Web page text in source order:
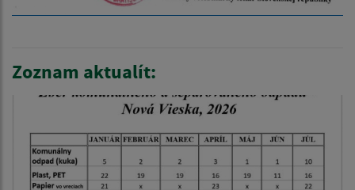
Zoznam aktualít: